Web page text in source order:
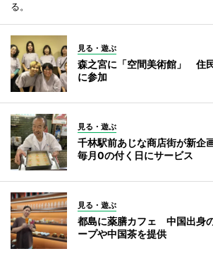
る。
見る・遊ぶ
森之宮に「空間美術館」 住
に参加
見る・遊ぶ
千林駅前あじな商店街が新企
毎月0の付く日にサービス
見る・遊ぶ
都島に薬膳カフェ 中国出身
ープや中国茶を提供